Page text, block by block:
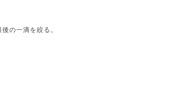
の一滴を絞る。